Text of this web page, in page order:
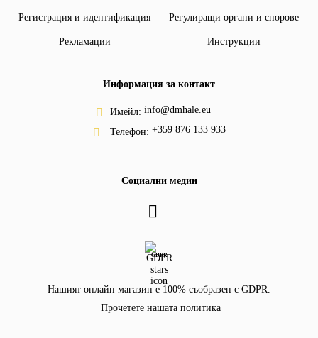
Регистрация и идентификация Регулиращи органи и спорове
Рекламации Инструкции
Информация за контакт
Имейл: info@dmhale.eu
Телефон: +359 876 133 933
Социални медии
GDPR
Нашият онлайн магазин е 100% съобразен с GDPR.
Прочетете нашата политика